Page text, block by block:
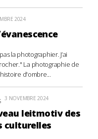
2024
la photographier. J’ai
La photographie de
d'ombre...
3 NOVEMBRE 2024
leitmotiv des
culturelles